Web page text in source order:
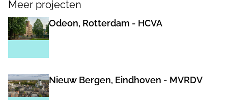
Meer projecten
Odeon, Rotterdam - HCVA
Nieuw Bergen, Eindhoven - MVRDV